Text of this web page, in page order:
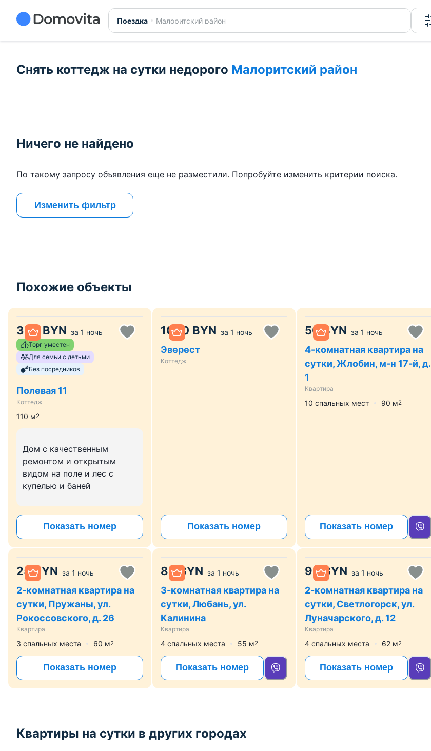
Поездка Малоритский район
Снять коттедж на сутки недорого Малоритский район
Ничего не найдено
По такому запросу объявления еще не разместили. Попробуйте изменить критерии поиска.
Изменить фильтр
Похожие объекты
330 BYN за 1 ночь
Торг уместен
Для семьи с детьми
Без посредников
Полевая 11
Коттедж
110 м2
Дом с качественным
ремонтом и открытым
видом на поле и лес с
купелью и баней
Показать номер
1000 BYN за 1 ночь
Эверест
Коттедж
Показать номер
50 BYN за 1 ночь
4-комнатная квартира на
сутки, Жлобин, м-н 17-й, д.
1
Квартира
10 спальных мест 90 м2
Показать номер
25 BYN за 1 ночь
2-комнатная квартира на
сутки, Пружаны, ул.
Рокоссовского, д. 26
Квартира
3 спальных места 60 м2
Показать номер
80 BYN за 1 ночь
3-комнатная квартира на
сутки, Любань, ул.
Калинина
Квартира
4 спальных места 55 м2
Показать номер
90 BYN за 1 ночь
2-комнатная квартира на
сутки, Светлогорск, ул.
Луначарского, д. 12
Квартира
4 спальных места 62м2
Показать номер
Квартиры на сутки в других городах